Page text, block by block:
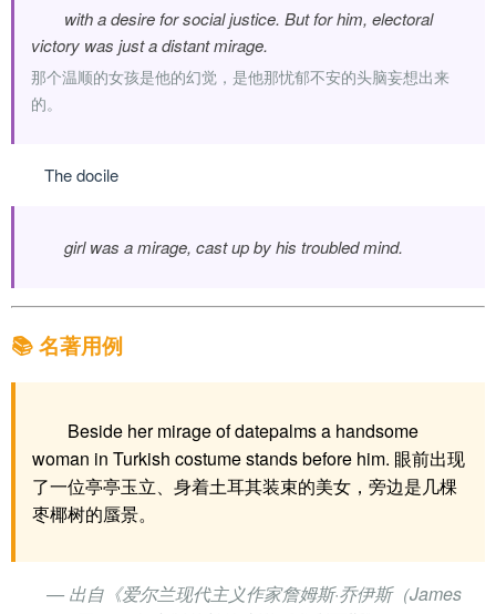
with a desire for social justice. But for him, electoral
victory was just a distant mirage.
那个温顺的女孩是他的幻觉，是他那忧郁不安的头脑妄想出来
的。
The docile
girl was a mirage, cast up by his troubled mind.
📚 名著用例
Beside her mirage of datepalms a handsome
woman in Turkish costume stands before him. 眼前出现
了一位亭亭玉立、身着土耳其装束的美女，旁边是几棵
枣椰树的蜃景。
— 出自《爱尔兰现代主义作家詹姆斯·乔伊斯（James